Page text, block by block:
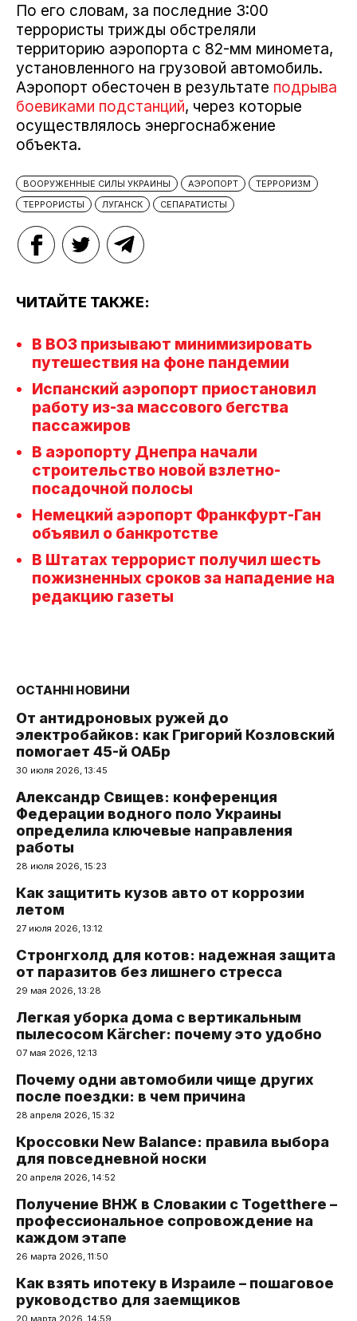
По его словам, за последние 3:00
террористы трижды обстреляли
территорию аэропорта с 82-мм миномета,
установленного на грузовой автомобиль.
Аэропорт обесточен в результате подрыва
боевиками подстанций, через которые
осуществлялось энергоснабжение
объекта.
ВООРУЖЕННЫЕ СИЛЫ УКРАИНЫ АЭРОПОРТ
ТЕРРОРИЗМ
ТЕРРОРИСТЫ
ЛУГАНСК СЕПАРАТИСТЫ
ЧИТАЙТЕ ТАКЖЕ:
В ВОЗ призывают минимизировать
путешествия на фоне пандемии
Испанский аэропорт приостановил
работу из-за массового бегства
пассажиров
В аэропорту Днепра начали
строительство новой взлетно-
посадочной полосы
Немецкий аэропорт Франкфурт-Ган
объявил о банкротстве
В Штатах террорист получил шесть
пожизненных сроков за нападение на
редакцию газеты
ОСТАННІ НОВИНИ
От антидроновых ружей до
электробайков: как Григорий Козловский
помогает 45-й ОАБр
30 июля 2026, 13:45
Александр Свищев: конференция
Федерации водного поло Украины
определила ключевые направления
работы
28 июля 2026, 15:23
Как защитить кузов авто от коррозии
летом
27 июля 2026, 13:12
Стронгхолд для котов: надежная защита
от паразитов без лишнего стресса
29 мая 2026, 13:28
Легкая уборка дома с вертикальным
пылесосом Kärcher: почему это удобно
07 мая 2026, 12:13
Почему одни автомобили чище других
после поездки: в чем причина
28 апреля 2026, 15:32
Кроссовки New Balance: правила выбора
для повседневной носки
20 апреля 2026, 14:52
Получение ВНЖ в Словакии с Togetthere –
профессиональное сопровождение на
каждом этапе
26 марта 2026, 11:50
Как взять ипотеку в Израиле – пошаговое
руководство для заемщиков
20 марта 2026, 14:59